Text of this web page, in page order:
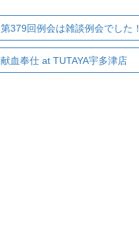
第379回例会は雑談例会でした！
献血奉仕 at TUTAYA宇多津店